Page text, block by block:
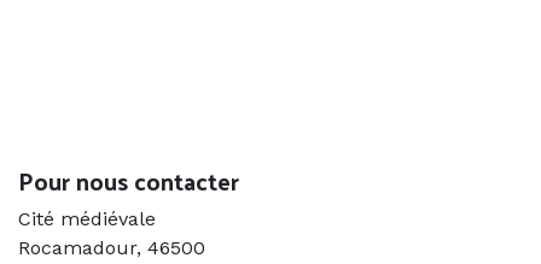
Pour nous contacter
Cité médiévale
Rocamadour, 46500